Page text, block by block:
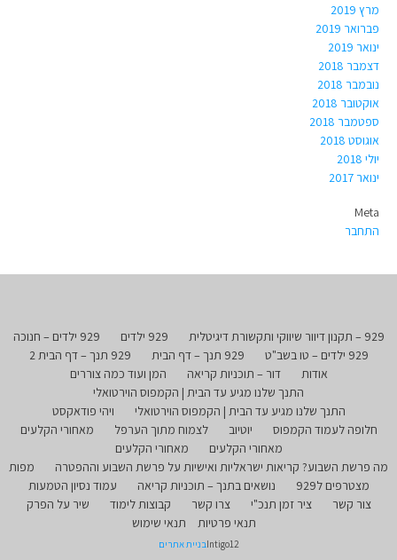
מרץ 2019
פברואר 2019
ינואר 2019
דצמבר 2018
נובמבר 2018
אוקטובר 2018
ספטמבר 2018
אוגוסט 2018
יולי 2018
ינואר 2017
Meta
התחבר
929 – תקנון דיוור שיווקי ותקשורת דיגיטלית 929 ילדים
929 ילדים – חנוכה
929 ילדים – טו בשב"ט
929 תנך – דף הבית
929 תנך – דף הבית 2
אודות
דור – תוכניות קריאה
המן ועוד כמה צוררים
התנך שלנו מגיע עד הבית | הקמפוס הוירטואלי
התנך שלנו מגיע עד הבית | הקמפוס הוירטואלי
ויהי פודאקסט
חלופה לעמוד הקמפוס
יוטיוב לצמוח מתוך הערפל
מאחורי הקלעים
מאחורי הקלעים
מאחורי הקלעים
מה פרשת השבוע? קריאות ישראליות ואישיות על פרשת השבוע וההפטרה
מפות
מצטרפים ל929
נושאים בתנך – תוכניות קריאה
עמוד נסיון הטמעות
צור קשר
ציר זמן תנכ"י צרו קשר קבוצות לימוד
שיר על הפרק
תנאי פרטיות
תנאי שימוש
Intigo12בניית אתרים